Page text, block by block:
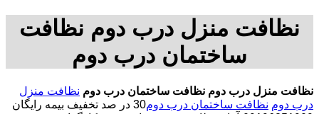
نظافت منزل درب دوم نظافت
ساختمان درب دوم
نظافت منزل درب دوم نظافت ساختمان درب دوم نظافت منزل
درب دوم نظافت ساختمان درب دوم
30 در صد تخفیف بیمه رایگان